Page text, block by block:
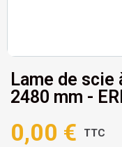
Lame de scie
2480 mm -
0,00 € TTC